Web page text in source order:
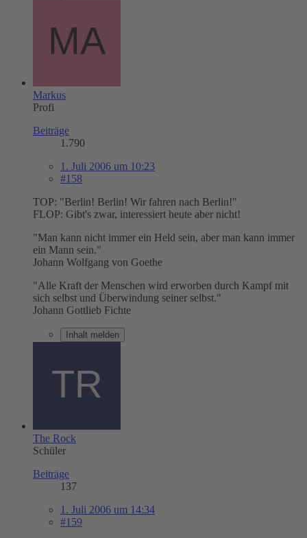
Markus
Profi
Beiträge
1.790
1. Juli 2006 um 10:23
#158
TOP: "Berlin! Berlin! Wir fahren nach Berlin!"
FLOP: Gibt's zwar, interessiert heute aber nicht!
"Man kann nicht immer ein Held sein, aber man kann immer
ein Mann sein."
Johann Wolfgang von Goethe
"Alle Kraft der Menschen wird erworben durch Kampf mit
sich selbst und Überwindung seiner selbst."
Johann Gottlieb Fichte
Inhalt melden
The Rock
Schüler
Beiträge
137
1. Juli 2006 um 14:34
#159